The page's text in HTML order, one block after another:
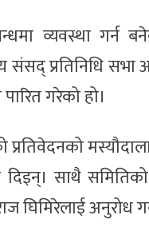
व्यवस्था गर्न
संसद् प्रतिनिधि
गरेको हो।
प्रतिवेदनको
दिइन्। साथै
घिमिरेलाई अनुरोध